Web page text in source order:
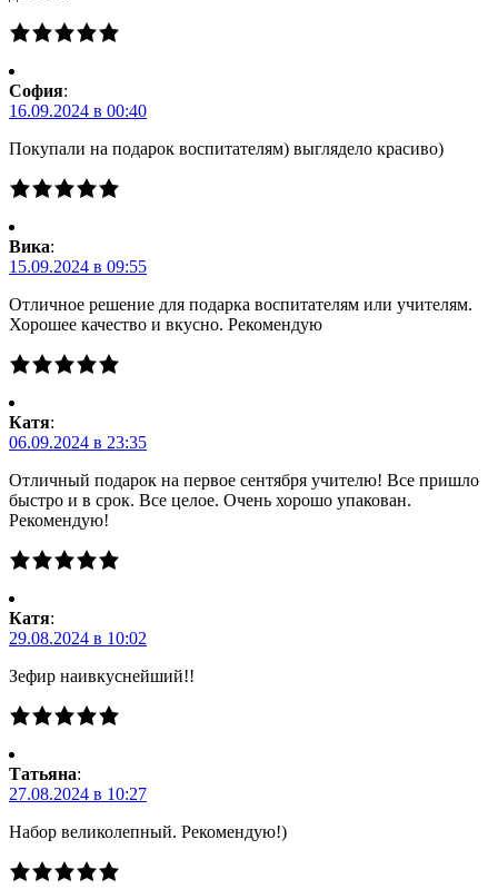
Cофия:
16.09.2024 в 00:40
Покупали на подарок воспитателям) выглядело красиво)
Вика:
15.09.2024 в 09:55
Отличное решение для подарка воспитателям или учителям.
Хорошее качество и вкусно. Рекомендую
Катя:
06.09.2024 в 23:35
Отличный подарок на первое сентября учителю! Все пришло
быстро и в срок. Все целое. Очень хорошо упакован.
Рекомендую!
Катя:
29.08.2024 в 10:02
Зефир наивкуснейший!!
Татьяна:
27.08.2024 в 10:27
Набор великолепный. Рекомендую!)